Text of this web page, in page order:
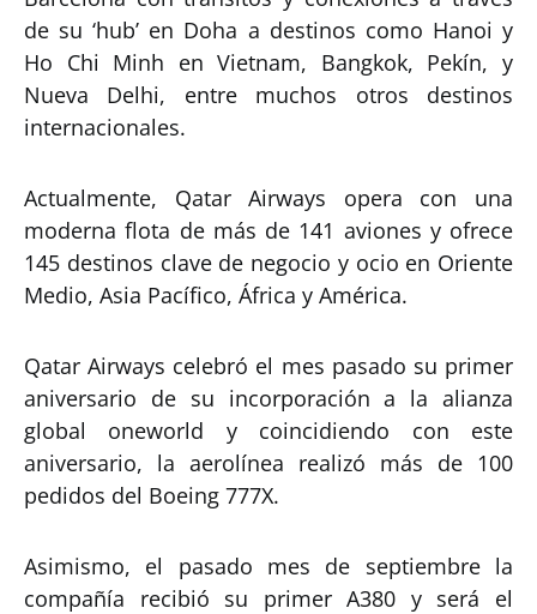
de su ‘hub’ en Doha a destinos como Hanoi y
Ho Chi Minh en Vietnam, Bangkok, Pekín, y
Nueva Delhi, entre muchos otros destinos
internacionales.
Actualmente, Qatar Airways opera con una
moderna flota de más de 141 aviones y ofrece
145 destinos clave de negocio y ocio en Oriente
Medio, Asia Pacífico, África y América.
Qatar Airways celebró el mes pasado su primer
aniversario de su incorporación a la alianza
global oneworld y coincidiendo con este
aniversario, la aerolínea realizó más de 100
pedidos del Boeing 777X.
Asimismo, el pasado mes de septiembre la
compañía recibió su primer A380 y será el